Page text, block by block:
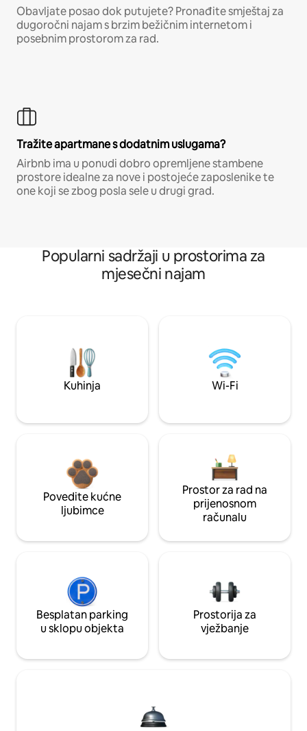
Obavljate posao dok putujete? Pronađite smještaj za
dugoročni najam s brzim bežičnim internetom i
posebnim prostorom za rad.
Tražite apartmane s dodatnim uslugama?
Airbnb ima u ponudi dobro opremljene stambene
prostore idealne za nove i postojeće zaposlenike te
one koji se zbog posla sele u drugi grad.
Popularni sadržaji u prostorima za
mjesečni najam
Kuhinja Wi-Fi
Povedite kućne
ljubimce
Prostor za rad na
prijenosnom
računalu
Besplatan parking
u sklopu objekta
Prostorija za
vježbanje